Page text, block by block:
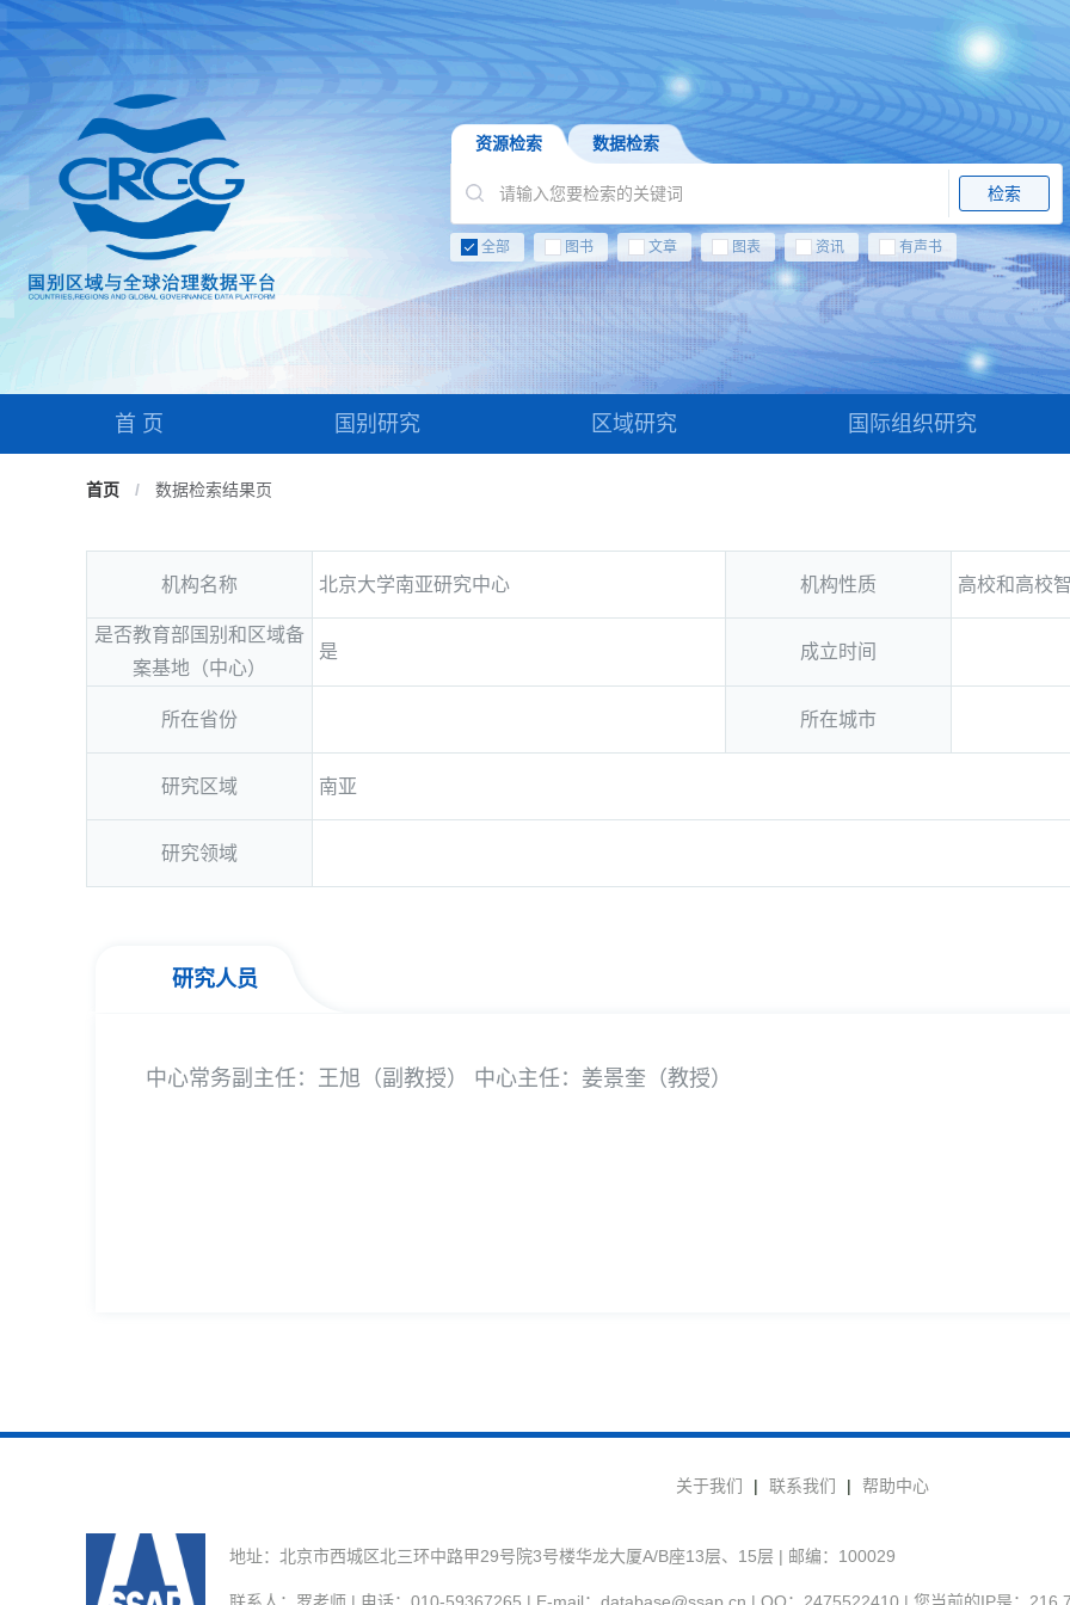
资源检索 数据检索
检索
全部 图书 文章 图表 资讯 有声书
首 页 国别研究 区域研究 国际组织研究
首页 / 数据检索结果页
机构名称 北京大学南亚研究中心 机构性质 高校和高校
是否教育部国别和区域备
案基地（中心）
是 成立时间
所在省份 所在城市
研究区域 南亚
研究领域
研究人员
中心常务副主任：王旭（副教授） 中心主任：姜景奎（教授）
关于我们 | 联系我们 | 帮助中心
地址：北京市西城区北三环中路甲29号院3号楼华龙大厦A/B座13层、15层 | 邮编：100029